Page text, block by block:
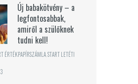
Új babakötvény – a
legfontosabbak,
amiről a szülőknek
tudni kell!
ÉRTÉKPAPÍRSZÁMLASTART LETÉTI
3